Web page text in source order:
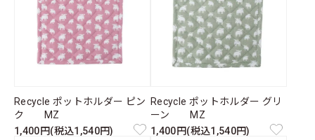
Recycle ポットホルダー ピン
ク MZ
1,400円(税込1,540円)
Recycle ポットホルダー グリ
ーン MZ
1,400円(税込1,540円)